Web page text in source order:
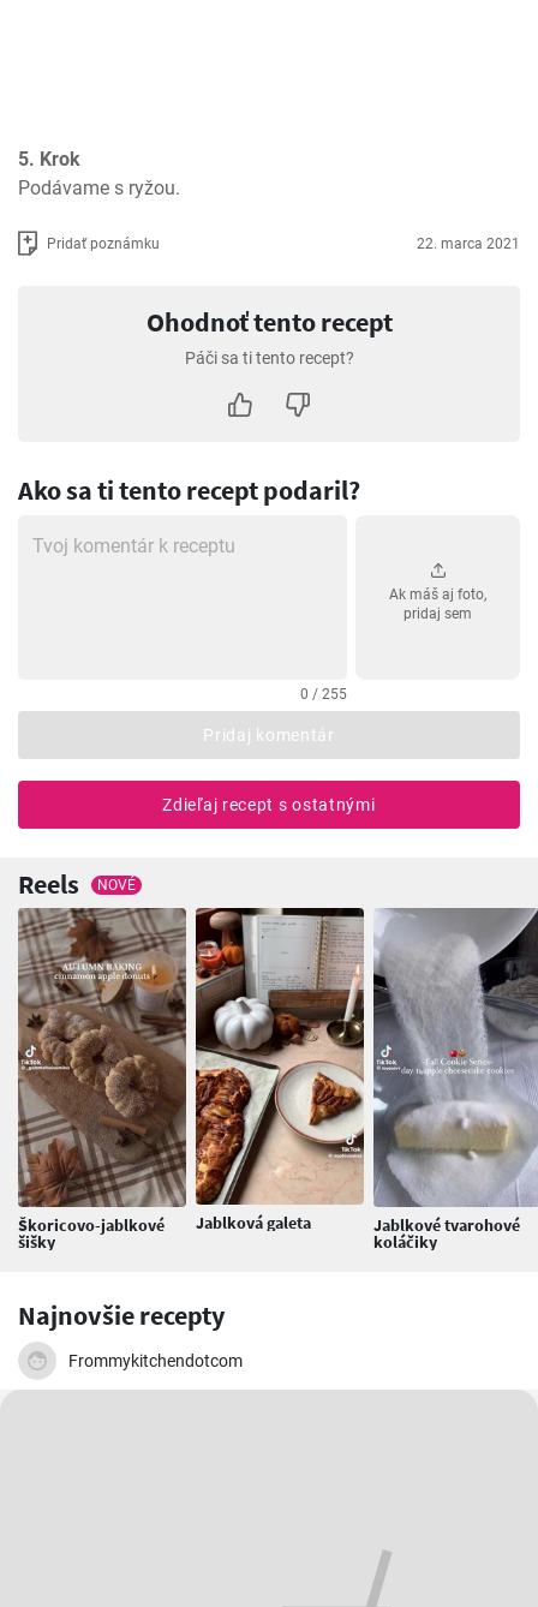
5. Krok
Podávame s ryžou.
Pridať poznámku 22. marca 2021
Ohodnoť tento recept
Páči sa ti tento recept?
Ako sa ti tento recept podaril?
0 / 255
Ak máš aj foto,
pridaj sem
Pridaj komentár
Zdieľaj recept s ostatnými
Reels NOVÉ
Škoricovo-jablkové
šišky
Jablková galeta Jablkové tvarohové
koláčiky
Najnovšie recepty
Frommykitchendotcom